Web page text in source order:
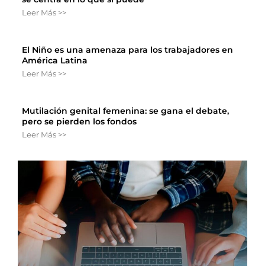
Leer Más >>
El Niño es una amenaza para los trabajadores en
América Latina
Leer Más >>
Mutilación genital femenina: se gana el debate,
pero se pierden los fondos
Leer Más >>